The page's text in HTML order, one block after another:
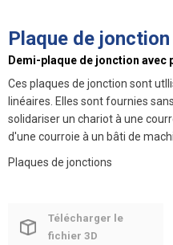
Plaque de
Demi-plaque de jonction avec
Ces plaques de jonction sont
linéaires. Elles sont fournies
solidariser un chariot à une
d'une courroie à un bâti de
Plaques de jonctions
Télécharger le
fichier 3D